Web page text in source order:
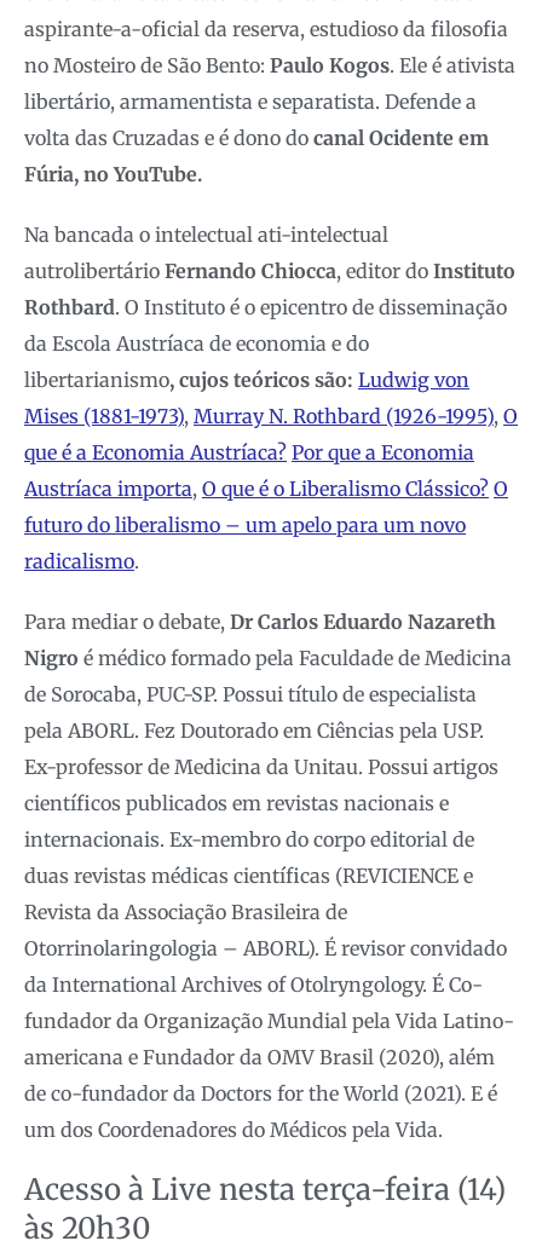
aspirante-a-oficial da reserva, estudioso da filosofia
no Mosteiro de São Bento: Paulo Kogos. Ele é ativista
libertário, armamentista e separatista. Defende a
volta das Cruzadas e é dono do canal Ocidente em
Fúria, no YouTube.
Na bancada o intelectual ati-intelectual
autrolibertário Fernando Chiocca, editor do Instituto
Rothbard. O Instituto é o epicentro de disseminação
da Escola Austríaca de economia e do
libertarianismo, cujos teóricos são: Ludwig von
Mises (1881-1973), Murray N. Rothbard (1926-1995), O
que é a Economia Austríaca? Por que a Economia
Austríaca importa, O que é o Liberalismo Clássico? O
futuro do liberalismo – um apelo para um novo
radicalismo.
Para mediar o debate, Dr Carlos Eduardo Nazareth
Nigro é médico formado pela Faculdade de Medicina
de Sorocaba, PUC-SP. Possui título de especialista
pela ABORL. Fez Doutorado em Ciências pela USP.
Ex-professor de Medicina da Unitau. Possui artigos
científicos publicados em revistas nacionais e
internacionais. Ex-membro do corpo editorial de
duas revistas médicas científicas (REVICIENCE e
Revista da Associação Brasileira de
Otorrinolaringologia – ABORL). É revisor convidado
da International Archives of Otolryngology. É Co-
fundador da Organização Mundial pela Vida Latino-
americana e Fundador da OMV Brasil (2020), além
de co-fundador da Doctors for the World (2021). E é
um dos Coordenadores do Médicos pela Vida.
Acesso à Live nesta terça-feira (14)
às 20h30